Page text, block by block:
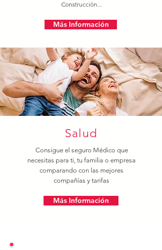
Construcción...
Más Información
Salud
Consigue el seguro Médico que
necesitas para ti, tu familia o empresa
comparando con las mejores
compañías y tarifas
Más Información